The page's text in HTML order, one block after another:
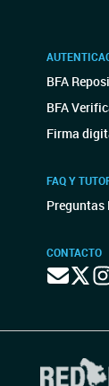
BFA
BFA
Firma
FAQ Y
Preguntas
CONTACTO